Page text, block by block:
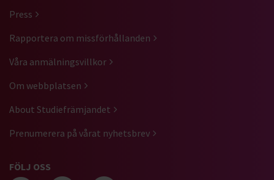
Press
Rapportera om missförhållanden
Våra anmälningsvillkor
Om webbplatsen
About Studiefrämjandet
Prenumerera på vårat nyhetsbrev
FÖLJ OSS